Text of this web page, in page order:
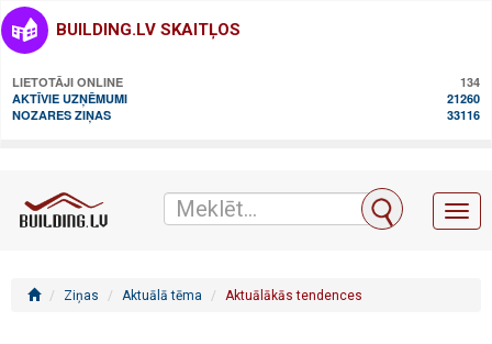
BUILDING.LV SKAITĻOS
LIETOTĀJI ONLINE
134
AKTĪVIE UZŅĒMUMI
21260
NOZARES ZIŅAS
33116
Ziņas Aktuālā tēma Aktuālākās tendences